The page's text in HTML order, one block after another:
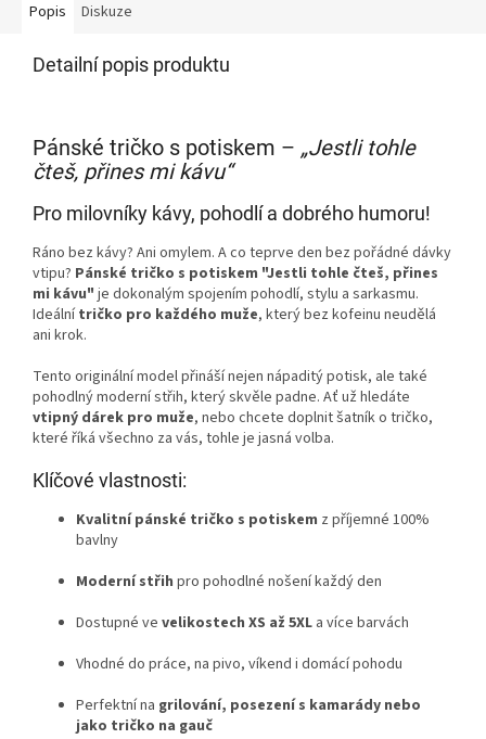
Popis Diskuze
Detailní popis produktu
Pánské tričko s potiskem – „Jestli tohle
čteš, přines mi kávu“
Pro milovníky kávy, pohodlí a dobrého humoru!
Ráno bez kávy? Ani omylem. A co teprve den bez pořádné dávky
vtipu? Pánské tričko s potiskem "Jestli tohle čteš, přines
mi kávu" je dokonalým spojením pohodlí, stylu a sarkasmu.
Ideálnítričko pro každého muže, který bez kofeinu neudělá
ani krok.
Tento originální model přináší nejen nápaditý potisk, ale také
pohodlný moderní střih, který skvěle padne. Ať už hledáte
vtipný dárek pro muže, nebo chcete doplnit šatník o tričko,
které říká všechno za vás, tohle je jasná volba.
Klíčové vlastnosti:
Kvalitní pánské tričko s potiskem z příjemné 100%
bavlny
Moderní střih pro pohodlné nošení každý den
Dostupné ve velikostech XS až 5XL a více barvách
Vhodné do práce, na pivo, víkend i domácí pohodu
Perfektní na grilování, posezení s kamarády nebo
jako tričko na gauč